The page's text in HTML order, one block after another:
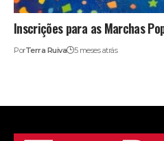
Inscrições para as Marchas
PorTerra Ruiva 5 meses atrás